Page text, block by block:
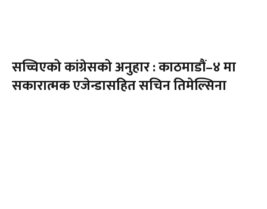
सच्चिएको कांग्रेसको अनुहार : काठमाडौं–४ मा
सकारात्मक एजेन्डासहित सचिन तिमेल्सिना